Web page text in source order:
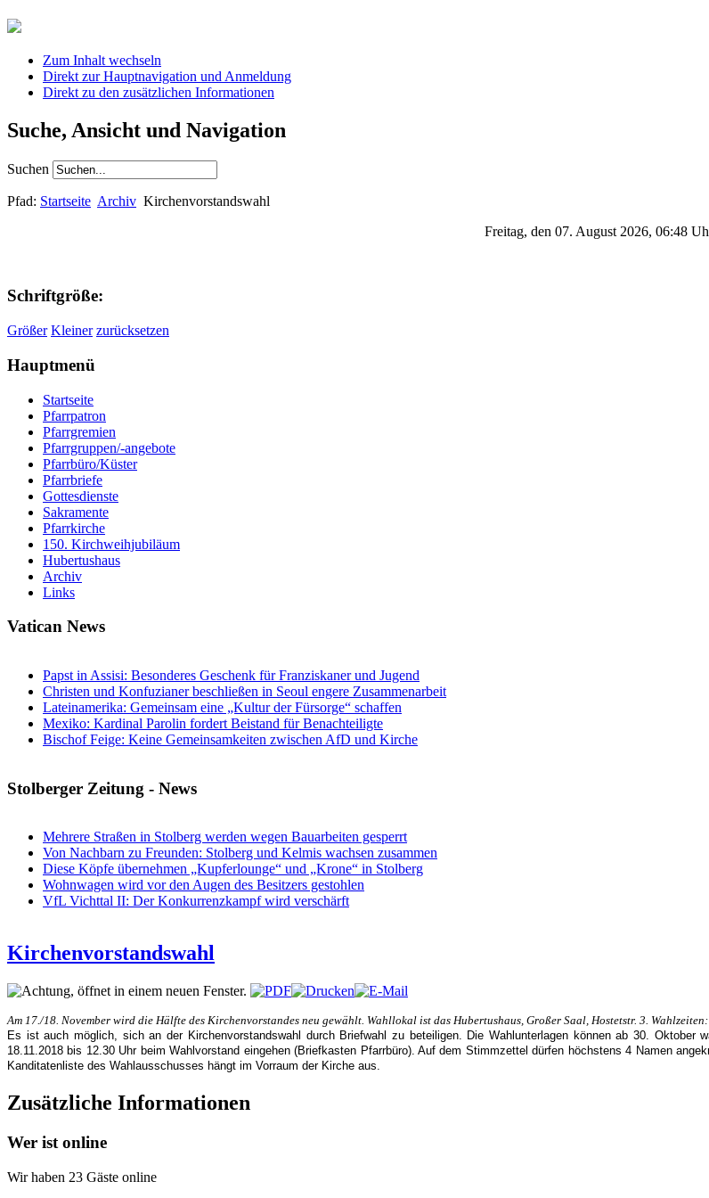
Zum Inhalt wechseln
Direkt zur Hauptnavigation und Anmeldung
Direkt zu den zusätzlichen Informationen
Suche, Ansicht und Navigation
Suchen
Pfad: Startseite Archiv Kirchenvorstandswahl
Freitag, den 07. August 2026, 06:48
Schriftgröße:
Größer Kleiner zurücksetzen
Hauptmenü
Startseite
Pfarrpatron
Pfarrgremien
Pfarrgruppen/-angebote
Pfarrbüro/Küster
Pfarrbriefe
Gottesdienste
Sakramente
Pfarrkirche
150. Kirchweihjubiläum
Hubertushaus
Archiv
Links
Vatican News
Papst in Assisi: Besonderes Geschenk für Franziskaner und Jugend
Christen und Konfuzianer beschließen in Seoul engere Zusammenarbeit
Lateinamerika: Gemeinsam eine „Kultur der Fürsorge“ schaffen
Mexiko: Kardinal Parolin fordert Beistand für Benachteiligte
Bischof Feige: Keine Gemeinsamkeiten zwischen AfD und Kirche
Stolberger Zeitung - News
Mehrere Straßen in Stolberg werden wegen Bauarbeiten gesperrt
Von Nachbarn zu Freunden: Stolberg und Kelmis wachsen zusammen
Diese Köpfe übernehmen „Kupferlounge“ und „Krone“ in Stolberg
Wohnwagen wird vor den Augen des Besitzers gestohlen
VfL Vichttal II: Der Konkurrenzkampf wird verschärft
Kirchenvorstandswahl
Am 17./18. November wird die Hälfte des Kirchenvorstandes neu gewählt. Wahllokal ist das Hubertushaus, Großer Saal, Hostetstr. 3.
Es ist auch möglich, sich an der Kirchenvorstandswahl durch Briefwahl zu beteiligen. Die Wahlunterlagen können ab 30. Oktober
18.11.2018 bis 12.30 Uhr beim Wahlvorstand eingehen (Briefkasten Pfarrbüro). Auf dem Stimmzettel dürfen höchstens 4 Namen
Kanditatenliste des Wahlausschusses hängt im Vorraum der Kirche aus.
Zusätzliche Informationen
Wer ist online
Wir haben 23 Gäste online